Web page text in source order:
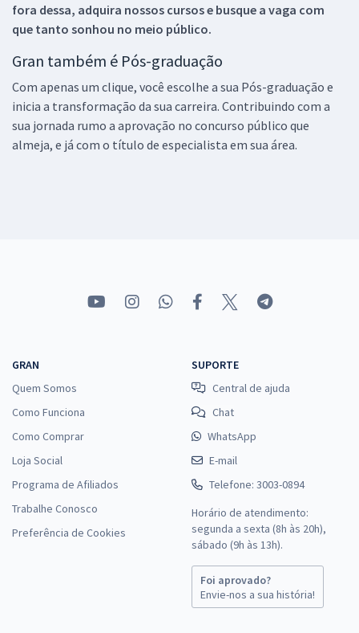
fora dessa, adquira nossos cursos e busque a vaga com
que tanto sonhou no meio público.
Gran também é Pós-graduação
Com apenas um clique, você escolhe a sua Pós-graduação e
inicia a transformação da sua carreira. Contribuindo com a
sua jornada rumo a aprovação no concurso público que
almeja, e já com o título de especialista em sua área.
GRAN
Quem Somos
Como Funciona
Como Comprar
Loja Social
Programa de Afiliados
Trabalhe Conosco
Preferência de Cookies
SUPORTE
Central de ajuda
Chat
WhatsApp
E-mail
Telefone: 3003-0894
Horário de atendimento:
segunda a sexta (8h às 20h),
sábado (9h às 13h).
Foi aprovado?
Envie-nos a sua história!